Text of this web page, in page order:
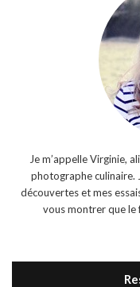
Je m’appelle Virginie,
photographe culinaire.
découvertes et mes
vous montrer que le